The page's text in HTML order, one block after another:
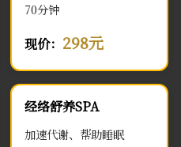
70分钟
现价： 298元
经络舒养SPA
加速代谢、帮助睡眠